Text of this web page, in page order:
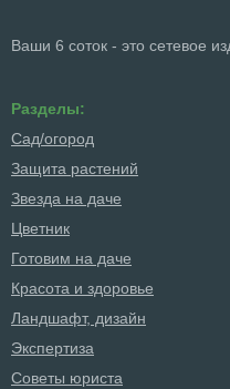
Ваши 6 соток - это сетевое
Разделы:
Сад/огород
Защита растений
Звезда на даче
Цветник
Готовим на даче
Красота и здоровье
Ландшафт, дизайн
Экспертиза
Советы юриста